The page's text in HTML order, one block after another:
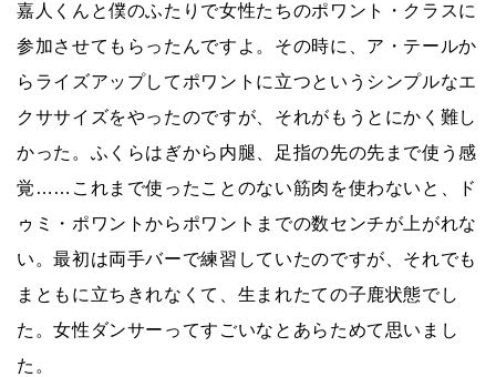
嘉人くんと僕のふたりで女性たちのポワント・クラスに
参加させてもらったんですよ。その時に、ア・テールか
らライズアップしてポワントに立つというシンプルなエ
クササイズをやったのですが、それがもうとにかく難し
かった。ふくらはぎから内腿、足指の先の先まで使う感
覚……これまで使ったことのない筋肉を使わないと、ド
ゥミ・ポワントからポワントまでの数センチが上がれな
い。最初は両手バーで練習していたのですが、それでも
まともに立ちきれなくて、生まれたての子鹿状態でし
た。女性ダンサーってすごいなとあらためて思いまし
た。